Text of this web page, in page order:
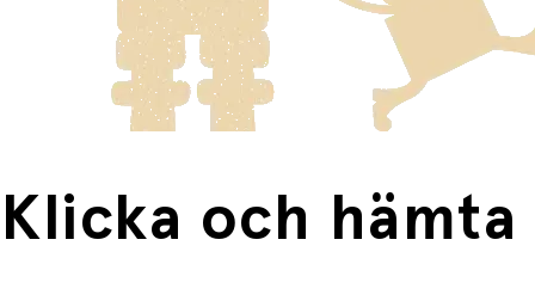
Ventilsystem – släpper ut luft och ger en naturlig
passform
Skonsam sköld
– motverkar hudirritation och
Lätt att rengöra – kan skållas för sterilisering
Finns i två storlekar– stl. 1 (0–6 mån) och stl. 2 (6–
Produkter som omfattas av detta är tydligt märkta, och
frakten för dessa varor visas i kassan.
Fri frakt när du handlar för mer än 1500:-
Klicka och hämta